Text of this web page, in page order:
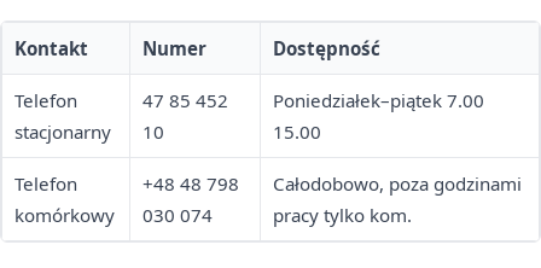
Kontakt Numer Dostępność
Telefon
stacjonarny
47 85 452
10
Poniedziałek–piątek 7.00
15.00
Telefon
komórkowy
+48 48 798
030 074
Całodobowo, poza godzinami
pracy tylko kom.